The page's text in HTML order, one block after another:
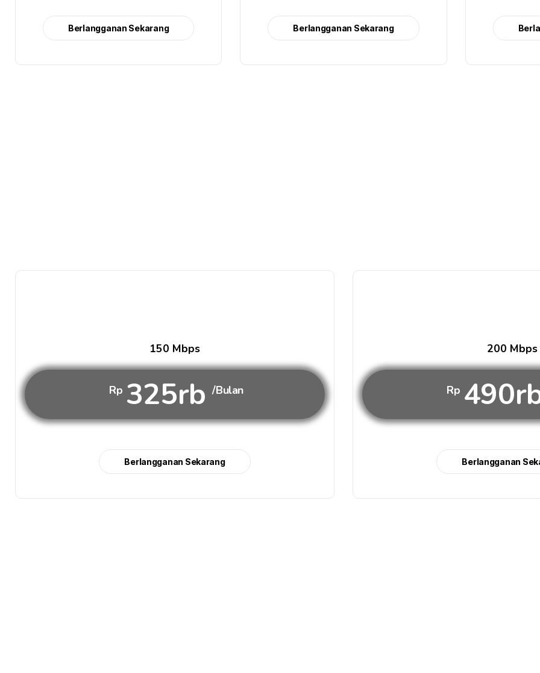
Berlangganan Sekarang Berlangganan Sekarang
150 Mbps
Rp 325rb /Bulan
Berlangganan Sekarang
200 Mbps
Rp
Berlangganan